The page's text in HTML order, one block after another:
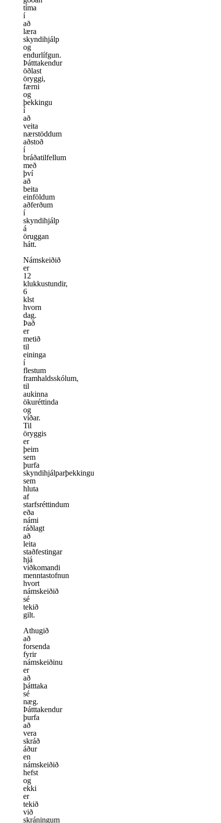
tíma
í
að
læra
skyndihjálp
og
endurlífgun.
Þátttakendur
öðlast
öryggi,
færni
og
þekkingu
í
að
veita
nærstöddum
aðstoð
í
bráðatilfellum
með
því
að
beita
einföldum
aðferðum
í
skyndihjálp
á
öruggan
hátt.
Námskeiðið
er
12
klukkustundir,
6
klst
hvorn
dag.
Það
er
metið
til
eininga
í
flestum
framhaldsskólum,
til
aukinna
ökuréttinda
og
víðar.
Til
öryggis
er
þeim
sem
þurfa
skyndihjálparþekkingu
sem
hluta
af
starfsréttindum
eða
námi
ráðlagt
að
leita
staðfestingar
hjá
viðkomandi
menntastofnun
hvort
námskeiðið
sé
tekið
gilt.
Athugið
að
forsenda
fyrir
námskeiðinu
er
að
þátttaka
sé
næg.
Þátttakendur
þurfa
að
vera
skráð
áður
en
námskeiðið
hefst
og
ekki
er
tekið
við
skráningum